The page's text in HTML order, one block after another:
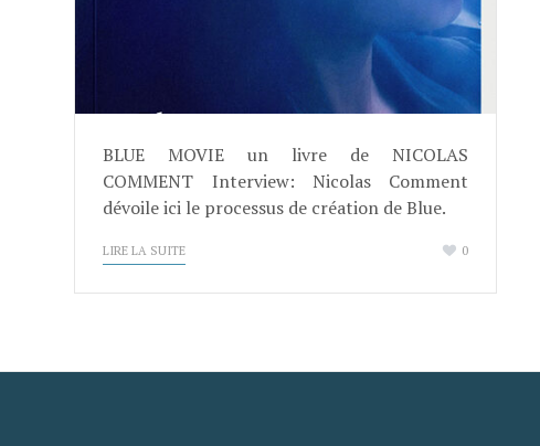
BLUE MOVIE un livre de NICOLAS
COMMENT Interview: Nicolas Comment
dévoile ici le processus de création de Blue.
LIRE LA SUITE 0